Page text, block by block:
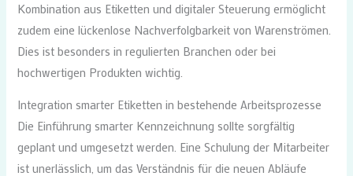
Kombination aus Etiketten und digitaler Steuerung ermöglicht
zudem eine lückenlose Nachverfolgbarkeit von Warenströmen.
Dies ist besonders in regulierten Branchen oder bei
hochwertigen Produkten wichtig.
Integration smarter Etiketten in bestehende Arbeitsprozesse
Die Einführung smarter Kennzeichnung sollte sorgfältig
geplant und umgesetzt werden. Eine Schulung der Mitarbeiter
ist unerlässlich, um das Verständnis für die neuen Abläufe